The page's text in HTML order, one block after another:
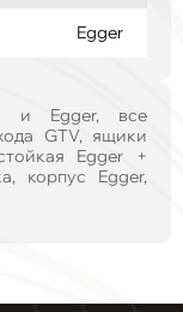
Egger
и Egger, все
GTV, ящики
Egger +
корпус Egger,